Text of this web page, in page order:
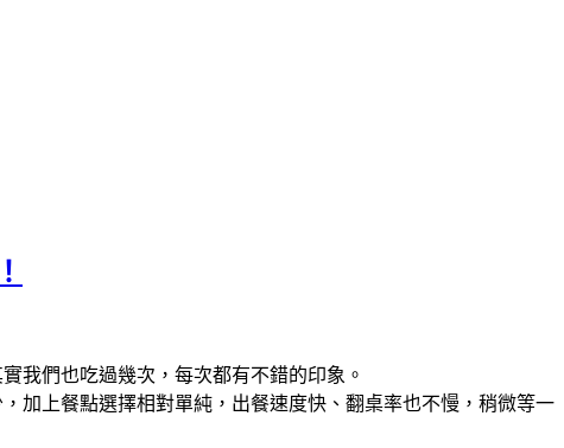
我們也吃過幾次，每次都有不錯的印象。
加上餐點選擇相對單純，出餐速度快、翻桌率也不慢，稍微等一